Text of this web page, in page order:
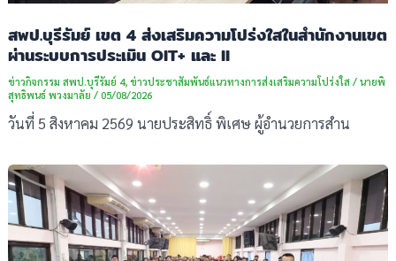
สพป.บุรีรัมย์ เขต 4 ส่งเสริมความโปร่งใสในสำนักงานเขต
ผ่านระบบการประเมิน OIT+ และ II
ข่าวกิจกรรม สพป.บุรีรัมย์ 4, ข่าวประชาสัมพันธ์แนวทางการส่งเสริมความโปร่งใส/ นายพิ
สุทธิพนธ์ พวงมาลัย / 05/08/2026
วันที่ 5 สิงหาคม 2569 นายประสิทธิ์ พิเศษ ผู้อำนวยการสำน